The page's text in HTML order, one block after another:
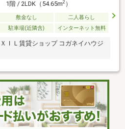
1階 / 2LDK（54.65m2）
敷金なし
二人暮らし
駐車場(近隣含) インターネット無料
ＩＬ賃貸ショップ コガネイハウジ